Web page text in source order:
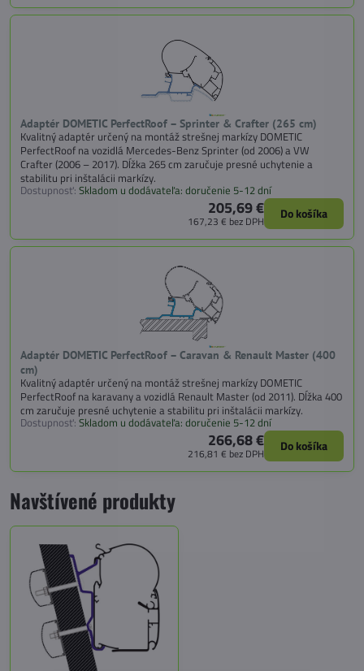
Adaptér DOMETIC PerfectRoof – Sprinter & Crafter (265 cm)
Kvalitný adaptér určený na montáž strešnej markízy DOMETIC
PerfectRoof na vozidlá Mercedes-Benz Sprinter (od 2006) a VW
Crafter (2006 – 2017). Dĺžka 265 cm zaručuje presné uchytenie a
stabilitu pri inštalácii markízy.
Dostupnosť: Skladom u dodávateľa: doručenie 5-12 dní
205,69 €
167,23 € bez DPH Do košíka
Adaptér DOMETIC PerfectRoof – Caravan & Renault Master (400
cm)
Kvalitný adaptér určený na montáž strešnej markízy DOMETIC
PerfectRoof na karavany a vozidlá Renault Master (od 2011). Dĺžka 400
cm zaručuje presné uchytenie a stabilitu pri inštalácii markízy.
Dostupnosť: Skladom u dodávateľa: doručenie 5-12 dní
266,68 €
216,81 € bez DPH Do košíka
Navštívené produkty